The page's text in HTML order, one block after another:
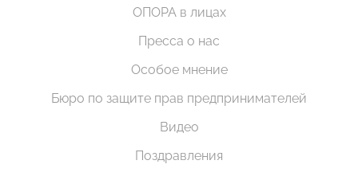
ОПОРА в лицах
Пресса о нас
Особое мнение
Бюро по защите прав предпринимателей
Видео
Поздравления